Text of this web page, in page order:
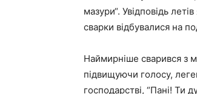
мазури“. Увідповідь
сварки відбувалися на
Наймирніше сварився з
підвищуючи голосу,
господарстві, “Пані! Ти